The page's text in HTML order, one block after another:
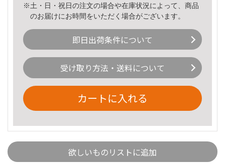
※土・日・祝日の注文の場合や在庫状況によって、商品
のお届けにお時間をいただく場合がございます。
即日出荷条件について
受け取り方法・送料について
カートに入れる
欲しいものリストに追加